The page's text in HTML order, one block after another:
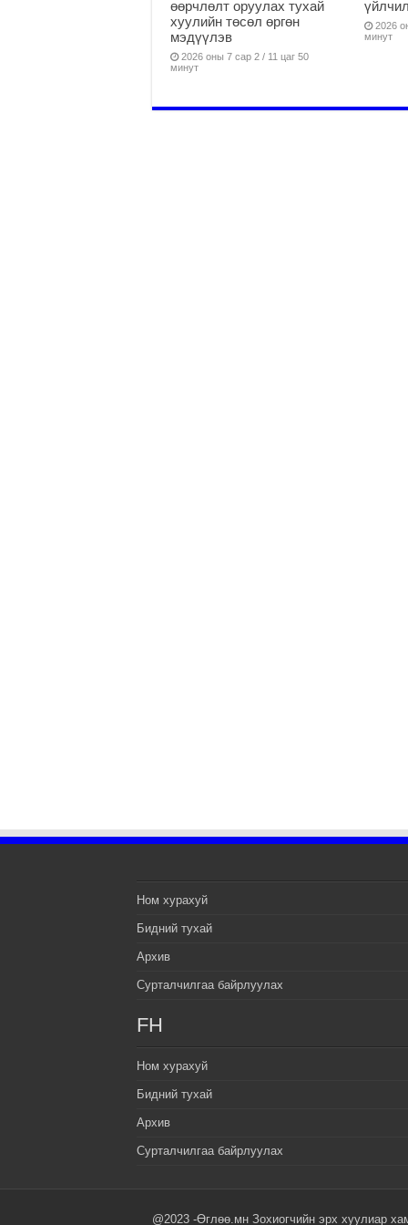
өөрчлөлт оруулах тухай
хуулийн төсөл өргөн
мэдүүлэв
2026 оны 7 сар 2 / 11 цаг 50
минут
2026
минут
Ном хурахуй
Бидний тухай
Архив
Сурталчилгаа байрлуулах
FH
Ном хурахуй
Бидний тухай
Архив
Сурталчилгаа байрлуулах
@2023 -Өглөө.мн Зохиогчийн эрх хуулиар